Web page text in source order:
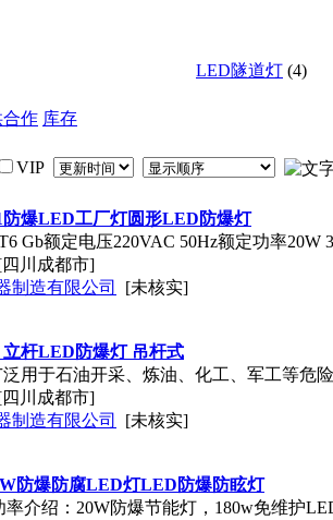
LED隧道灯 (4)
作 库存
VIP
防爆LED工厂灯圆形LED防爆灯
Gb额定电压220VAC 50Hz额定功率20W
[四川成都市]
制造有限公司
[未核实]
杆LED防爆灯 吊杆式
用于石油开采、炼油、化工、军工等危
[四川成都市]
制造有限公司
[未核实]
防爆防腐LED灯LED防爆防眩灯
率介绍：20W防爆节能灯，180w免维护